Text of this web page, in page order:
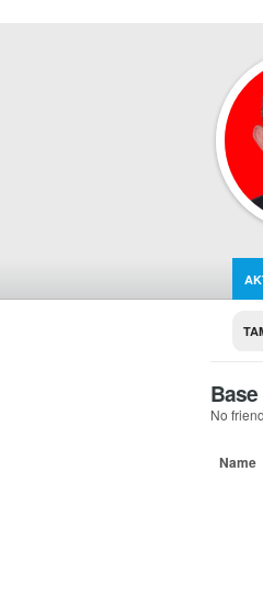
Base
No
Name